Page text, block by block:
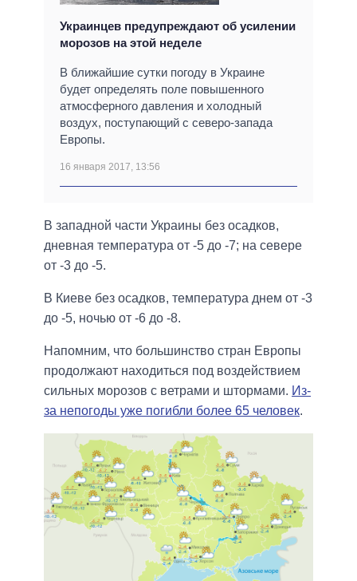
Украинцев предупреждают об усилении
морозов на этой неделе
В ближайшие сутки погоду в Украине
будет определять поле повышенного
атмосферного давления и холодный
воздух, поступающий с северо-запада
Европы.
16 января 2017, 13:56
В западной части Украины без осадков,
дневная температура от -5 до -7; на севере
от -3 до -5.
В Киеве без осадков, температура днем от -3
до -5, ночью от -6 до -8.
Напомним, что большинство стран Европы
продолжают находиться под воздействием
сильных морозов с ветрами и штормами. Из-
за непогоды уже погибли более 65 человек.